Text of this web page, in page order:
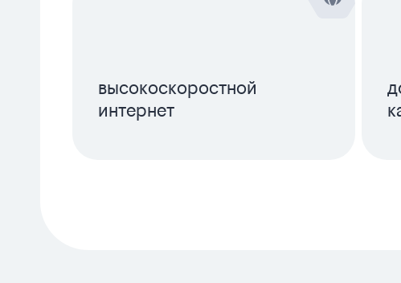
высокоскоростной
интернет